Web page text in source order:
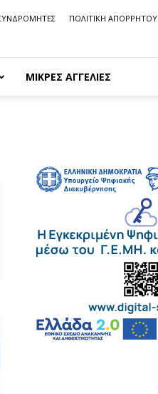
ΠΟΛΙΤΙΚΗ ΑΠΟΡΡΗΤΟΥ
ΜΙΚΡΈΣ ΑΓΓΕΛΊΕΣ